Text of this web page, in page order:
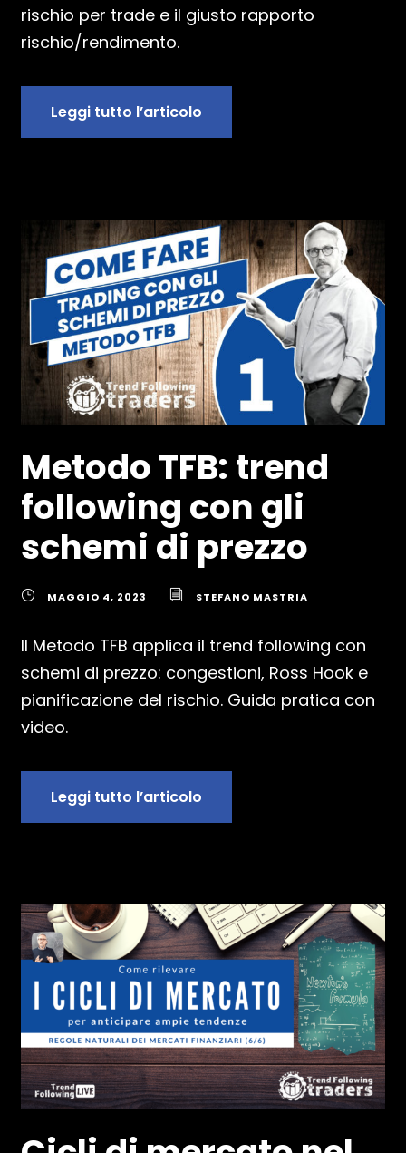
rischio per trade e il giusto rapporto
rischio/rendimento.
Leggi tutto l’articolo
Metodo TFB: trend
following con gli
schemi di prezzo
MAGGIO 4, 2023 STEFANO MASTRIA
Il Metodo TFB applica il trend following con
schemi di prezzo: congestioni, Ross Hook e
pianificazione del rischio. Guida pratica con
video.
Leggi tutto l’articolo